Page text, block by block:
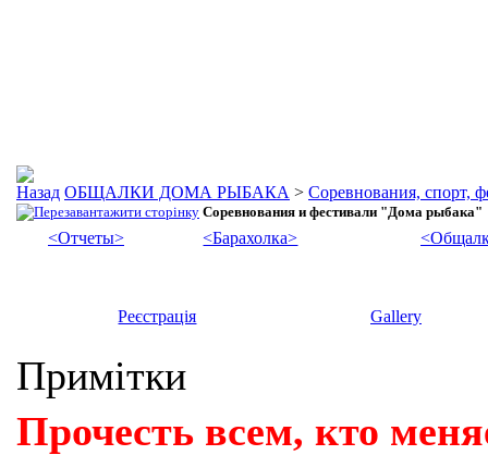
ОБЩАЛКИ ДОМА РЫБАКА > Соревнования, спорт,
Соревнования и фестивали "Дома рыбака"
<Отчеты> <Барахолка>
Реєстрація Gallery
Примітки
Прочесть всем, кто